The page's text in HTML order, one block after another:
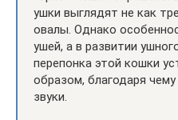
ушки выглядят не как
овалы. Однако
ушей, а в развитии
перепонка этой кошки
образом, благодаря
звуки.